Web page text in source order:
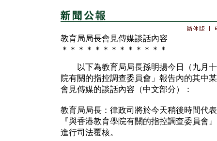
教育局局長會見傳媒談話內容
＊＊＊＊＊＊＊＊＊＊＊＊＊
以下為教育局局長孫明揚今日（九月十
院有關的指控調查委員會」報告內的其中
會見傳媒的談話內容（中文部分）：
教育局局長：律政司將於今天稍後時間代
『與香港教育學院有關的指控調查委員會
進行司法覆核。